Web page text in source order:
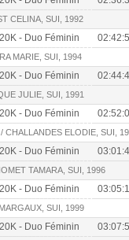
CELINA, SUI, 1992
20K - Duo Féminin
MARIE, SUI, 1994
20K - Duo Féminin
JULIE, SUI, 1991
20K - Duo Féminin
CHALLANDES ELODIE, SUI,
20K - Duo Féminin
TAMARA, SUI, 1996
20K - Duo Féminin
SUI, 1999
20K - Duo Féminin